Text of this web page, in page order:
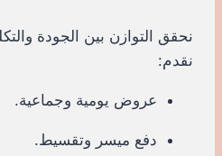
نقدم:
عروض يومية وجماعية.
دفع ميسر وتقسيط.